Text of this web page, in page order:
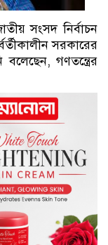
সংসদ নির্বাচন
সরকারের
গণতন্ত্রের